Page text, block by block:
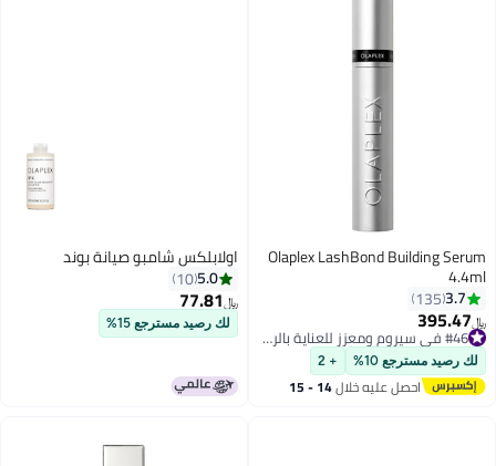
Olaplex LashBond Building Serum
4.4ml
3.7
135
﷼‏395.47
#46 في سيروم ومعزز للعناية بالرموش
لك رصيد مسترجع 10% + 2
احصل عليه خلال 14 - 15
اولابلكس شامبو صيانة بوند
5.0
10
﷼‏ 77.81
لك رصيد مسترجع 15%